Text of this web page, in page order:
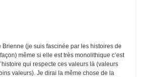
Brienne (je suis fascinée par les histoires de
même si elle est très monolithique c’est
qui respecte ces valeurs là (valeurs
valeurs). Je dirai la même chose de la